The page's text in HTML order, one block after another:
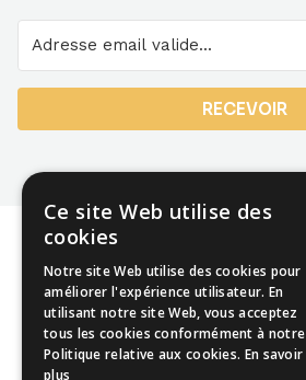
RECEVOIR
Mentions légales
CGU
Ce site Web utilise des
cookies
Notre site Web utilise des cookies pour
améliorer l'expérience utilisateur. En
utilisant notre site Web, vous acceptez
tous les cookies conformément à notre
Politique relative aux cookies. En savoir
plus